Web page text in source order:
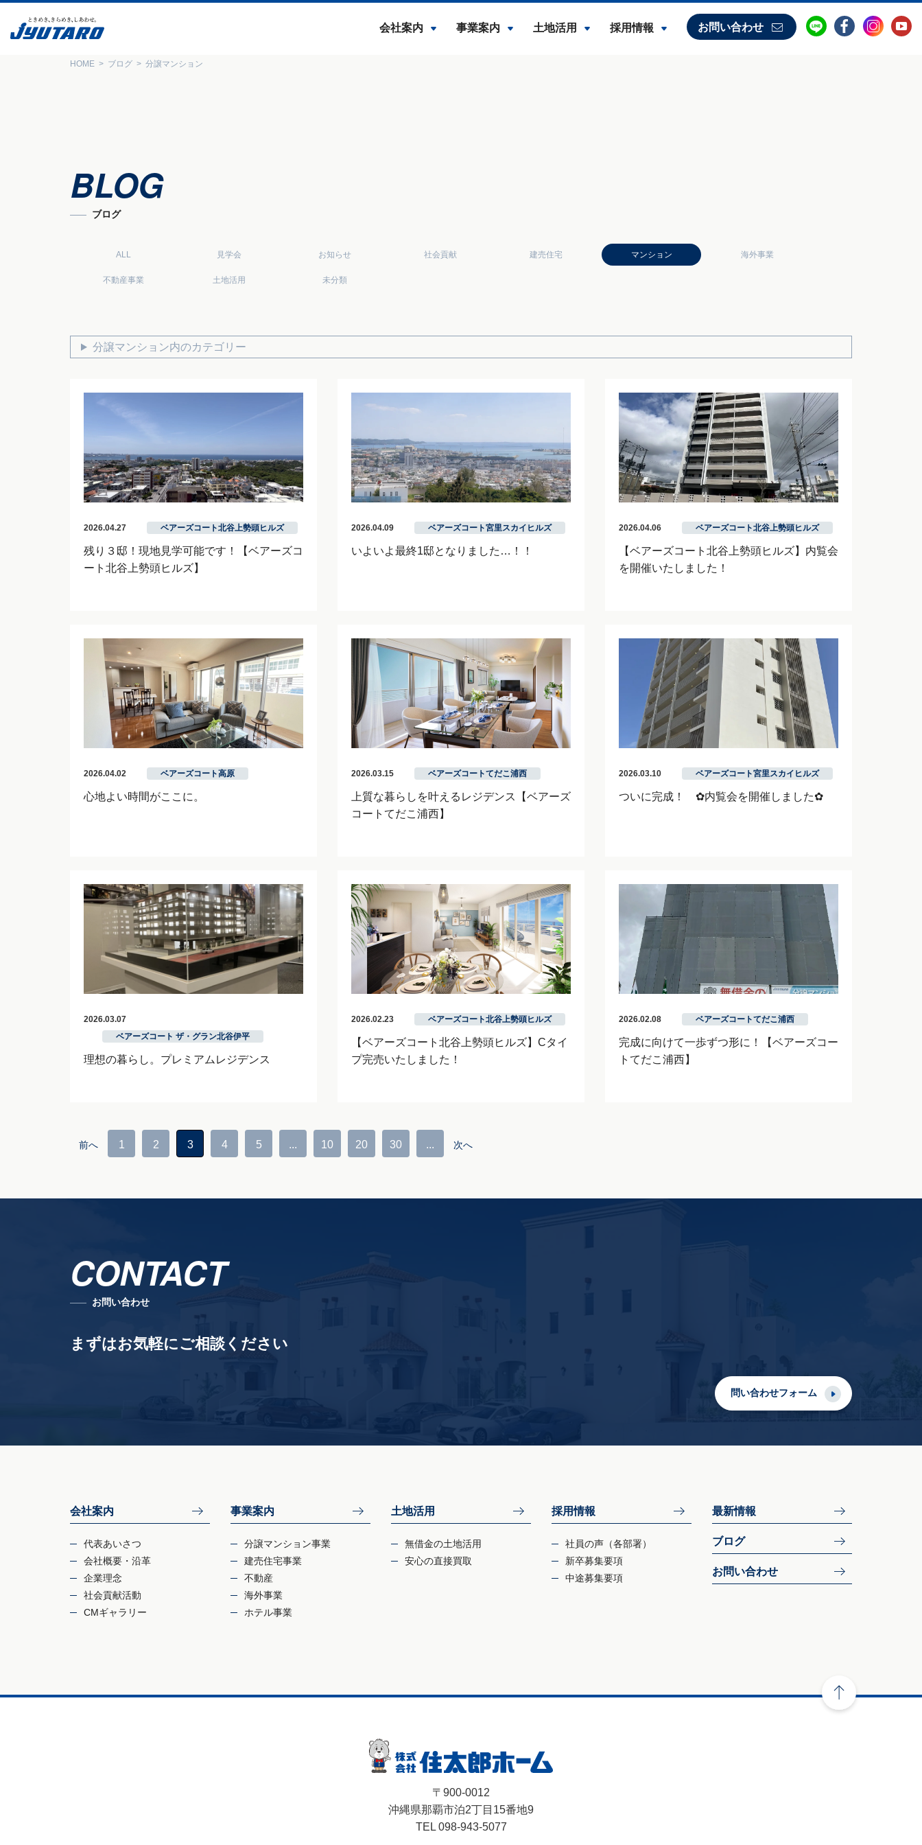
会社案内 事業案内 土地活用 採用情報 お問い合わせ
HOME ブログ 分譲マンション
BLOG
ブログ
ALL 見学会 お知らせ 社会貢献 建売住宅 マンション 海外事業
不動産事業 土地活用 未分類
分譲マンション内のカテゴリー
2026.04.27 ベアーズコート北谷上勢頭ヒルズ
残り３邸！現地見学可能です！【ベアーズコ
ート北谷上勢頭ヒルズ】
2026.04.09 ベアーズコート宮里スカイヒルズ
いよいよ最終1邸となりました…！！
2026.04.06 ベアーズコート北谷上勢頭ヒルズ
【ベアーズコート北谷上勢頭ヒルズ】内覧会
を開催いたしました！
2026.04.02 ベアーズコート高原
心地よい時間がここに。
2026.03.15 ベアーズコートてだこ浦西
上質な暮らしを叶えるレジデンス【ベアーズ
コートてだこ浦西】
2026.03.10 ベアーズコート宮里スカイヒルズ
ついに完成！ ✿内覧会を開催しました✿
2026.03.07
ベアーズコート ザ・グラン北谷伊平
理想の暮らし。プレミアムレジデンス
2026.02.23 ベアーズコート北谷上勢頭ヒルズ
【ベアーズコート北谷上勢頭ヒルズ】Cタイ
プ完売いたしました！
2026.02.08 ベアーズコートてだこ浦西
完成に向けて一歩ずつ形に！【ベアーズコー
トてだこ浦西】
­前へ 1 2 3 4 5 ... 10 20 30 ... 次へ­
CONTACT
お問い合わせ
まずはお気軽にご相談ください
問い合わせフォーム
会社案内
代表あいさつ
会社概要・沿革
企業理念
社会貢献活動
CMギャラリー
事業案内
分譲マンション事業
建売住宅事業
不動産
海外事業
ホテル事業
土地活用
無借金の土地活用
安心の直接買取
採用情報
社員の声（各部署）
新卒募集要項
中途募集要項
最新情報
ブログ
お問い合わせ
〒900-0012
沖縄県那覇市泊2丁目15番地9
TEL 098-943-5077